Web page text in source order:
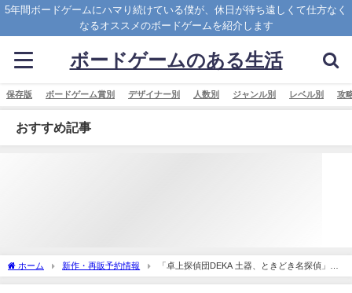
5年間ボードゲームにハマり続けている僕が、休日が待ち遠しくて仕方なく
なるオススメのボードゲームを紹介します
ボードゲームのある生活
保存版 ボードゲーム賞別 デザイナー別 人数別 ジャンル別 レベル別 攻
おすすめ記事
ホーム 新作・再販予約情報
「卓上探偵団DEKA 土器、ときどき名探偵」の
概略と予約購入可能なショップ紹介！